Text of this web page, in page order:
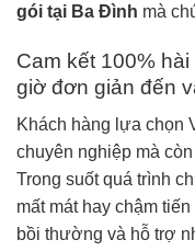
gói tại Ba Đình mà
Cam kết 100%
giờ đơn giản đến
Khách hàng lựa chọn
chuyên nghiệp mà
Trong suốt quá trình
mất mát hay chậm
bồi thường và hỗ trợ